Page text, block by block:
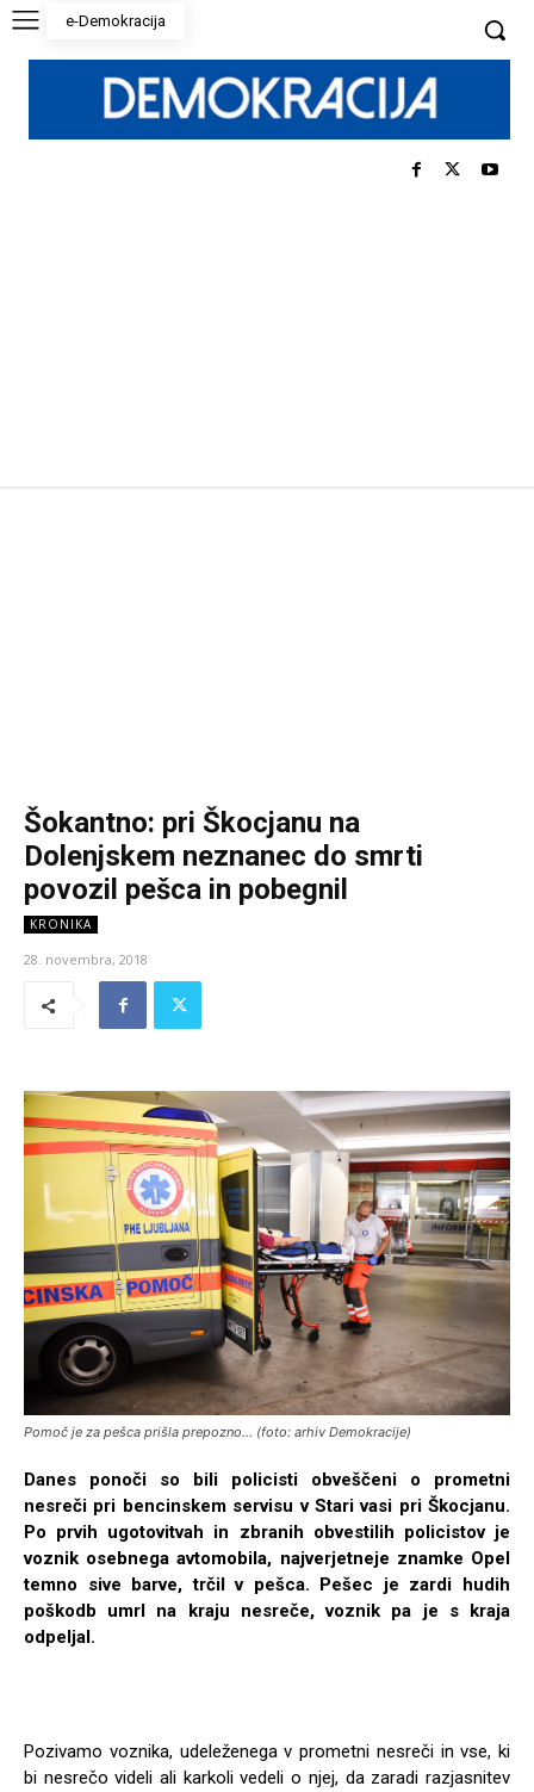
e-Demokracija
Šokantno: pri Škocjanu na
Dolenjskem neznanec do smrti
povozil pešca in pobegnil
KRONIKA
28. novembra, 2018
Pomoč je za pešca prišla prepozno... (foto: arhiv Demokracije)
Danes ponoči so bili policisti obveščeni o prometni
nesreči pri bencinskem servisu v Stari vasi pri Škocjanu.
Po prvih ugotovitvah in zbranih obvestilih policistov je
voznik osebnega avtomobila, najverjetneje znamke Opel
temno sive barve, trčil v pešca. Pešec je zardi hudih
poškodb umrl na kraju nesreče, voznik pa je s kraja
odpeljal.
Pozivamo voznika, udeleženega v prometni nesreči in vse, ki
bi nesrečo videli ali karkoli vedeli o njej, da zaradi razjasnitev